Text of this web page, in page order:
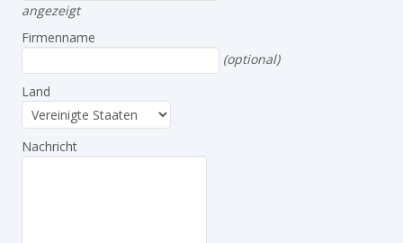
angezeigt
Firmenname
(optional)
Land
Nachricht